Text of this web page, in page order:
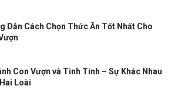
Dẫn Cách Chọn Thức Ăn Tốt Nhất Cho
Con Vượn và Tinh Tinh – Sự Khác Nhau
Loài